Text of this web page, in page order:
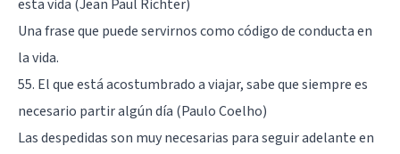
esta vida (Jean Paul Richter)
Una frase que puede servirnos como código de conducta en
la vida.
55. El que está acostumbrado a viajar, sabe que siempre es
necesario partir algún día (Paulo Coelho)
Las despedidas son muy necesarias para seguir adelante en